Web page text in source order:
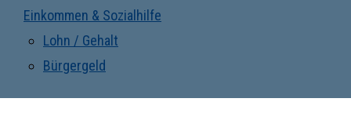
Einkommen & Sozialhilfe
Lohn / Gehalt
Bürgergeld